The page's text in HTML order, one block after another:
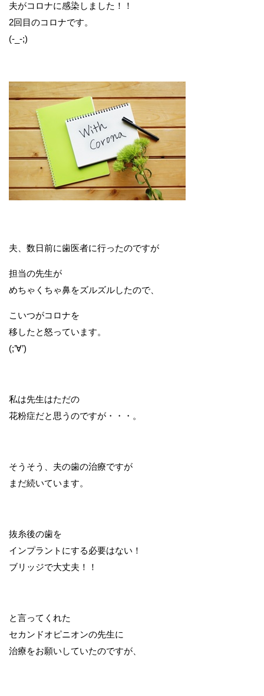
夫がコロナに感染しました！！
2回目のコロナです。
(-_-;)
夫、数日前に歯医者に行ったのですが
担当の先生が
めちゃくちゃ鼻をズルズルしたので、
こいつがコロナを
移したと怒っています。
(;’∀’)
私は先生はただの
花粉症だと思うのですが・・・。
そうそう、夫の歯の治療ですが
まだ続いています。
抜糸後の歯を
インプラントにする必要はない！
ブリッジで大丈夫！！
と言ってくれた
セカンドオピニオンの先生に
治療をお願いしていたのですが、